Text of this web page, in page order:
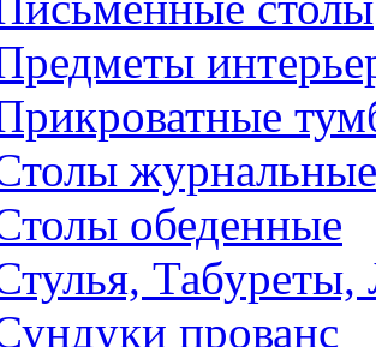
журнальные
обеденные
Табуреты,
прованс